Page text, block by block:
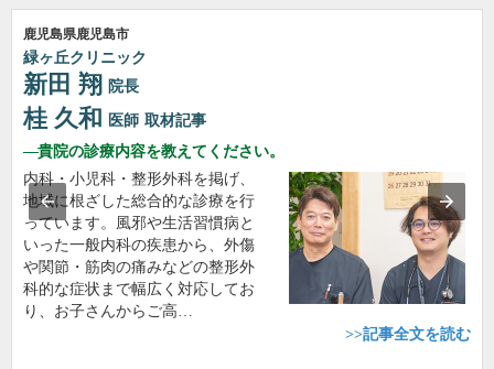
鹿児島県鹿児島市
緑ヶ丘クリニック
新田 翔 院長
桂 久和 医師 取材記事
貴院の診療内容を教えてください。
内科・小児科・整形外科を掲げ、
地域に根ざした総合的な診療を行
っています。風邪や生活習慣病と
いった一般内科の疾患から、外傷
や関節・筋肉の痛みなどの整形外
科的な症状まで幅広く対応してお
り、お子さんからご高…
>>記事全文を読む